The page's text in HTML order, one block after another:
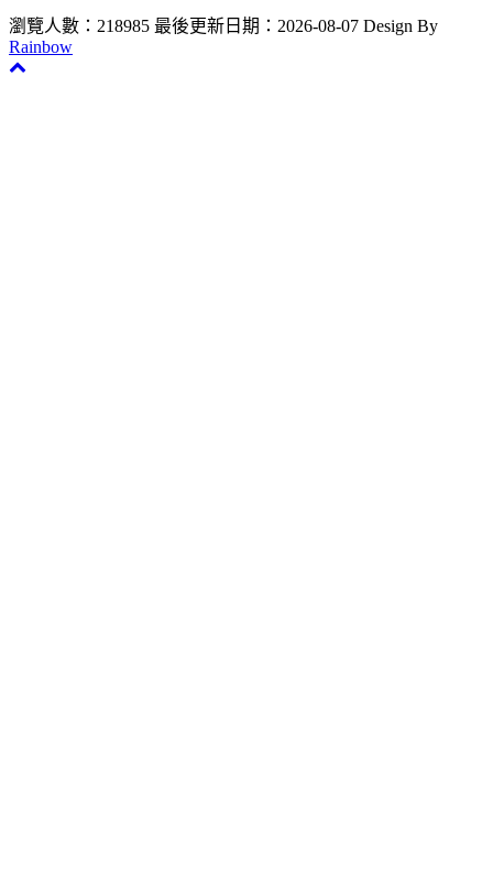
瀏覽人數：218985 最後更新日期：2026-08-07 Design By
Rainbow